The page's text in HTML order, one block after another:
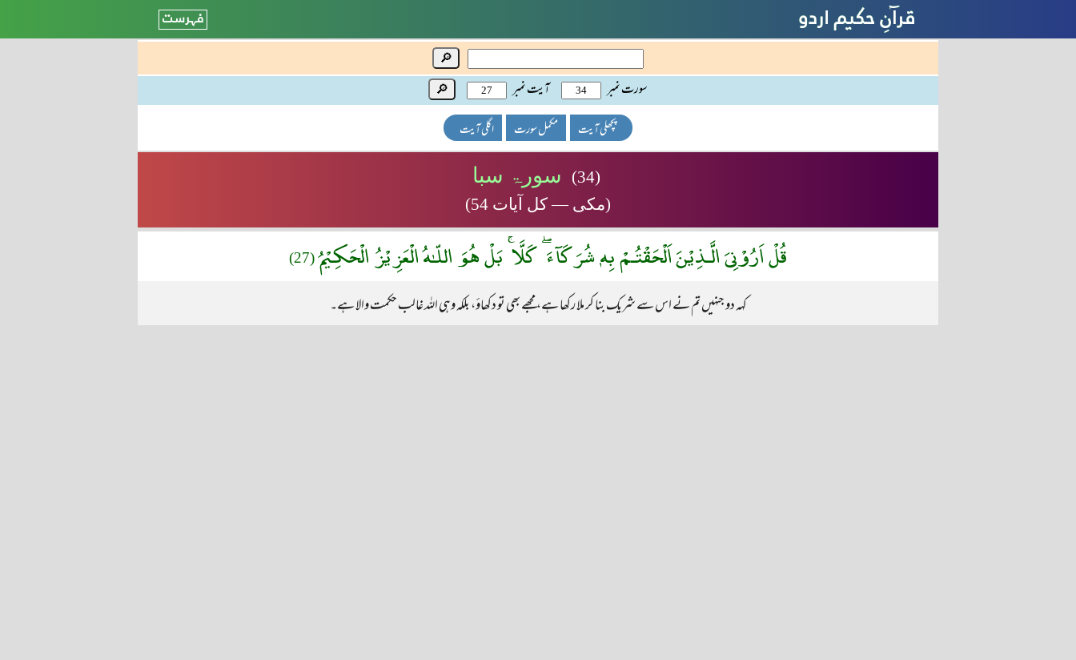
🔎
سورت نمبر آیت نمبر 🔎
پچھلی آیت مکمل سورت اگلی آیت
(34) سورۃ سبا
(مکی — کل آیات 54)
قُلْ اَرُوْنِىَ الَّـذِيْنَ اَلْحَقْتُـمْ بِهٖ شُرَكَآءَ ۖ كَلَّا ۚ بَلْ هُوَ اللّـٰهُ الْعَزِيْزُ الْحَكِـيْمُ(27)
کہہ دو جنہیں تم نے اس سے شریک بنا کر ملا رکھا ہے، مجھے بھی تو دکھاؤ، بلکہ وہی اللہ غالب حکمت والا ہے۔